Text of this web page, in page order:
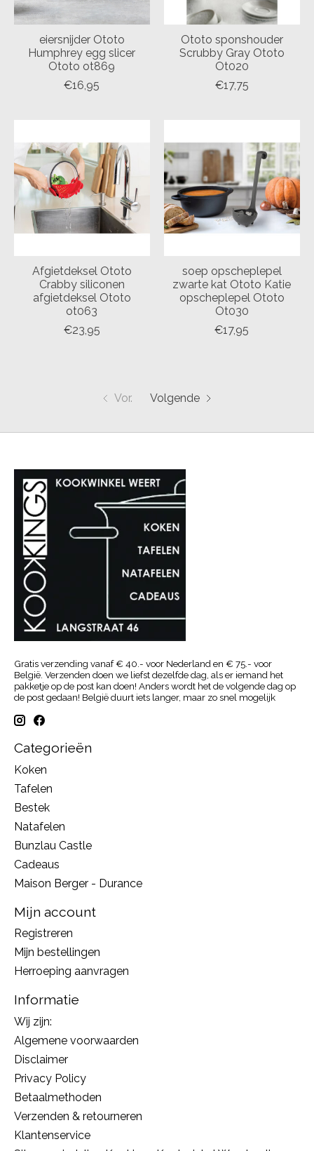
eiersnijder Ototo
Humphrey egg slicer
Ototo ot869
€16,95
Ototo sponshouder
Scrubby Gray Ototo
Ot020
€17,75
Afgietdeksel Ototo
Crabby siliconen
afgietdeksel Ototo
ot063
€23,95
soep opscheplepel
zwarte kat Ototo Katie
opscheplepel Ototo
Ot030
€17,95
Vor. Volgende
Gratis verzending vanaf € 40.- voor Nederland en € 75.- voor
België. Verzenden doen we liefst dezelfde dag, als er iemand het
pakketje op de post kan doen! Anders wordt het de volgende dag op
de post gedaan! België duurt iets langer, maar zo snel mogelijk
Categorieën
Koken
Tafelen
Bestek
Natafelen
Bunzlau Castle
Cadeaus
Maison Berger - Durance
Mijn account
Registreren
Mijn bestellingen
Herroeping aanvragen
Informatie
Wij zijn:
Algemene voorwaarden
Disclaimer
Privacy Policy
Betaalmethoden
Verzenden & retourneren
Klantenservice